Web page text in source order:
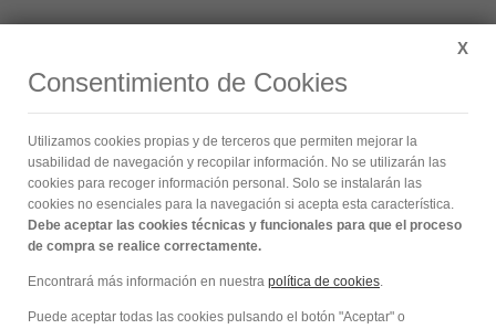
Buscar:
Pacific Coast
Estás aquí:
Buscar:
X
Consentimiento de Cookies
Utilizamos cookies propias y de terceros que permiten mejorar la
usabilidad de navegación y recopilar información. No se utilizarán las
cookies para recoger información personal. Solo se instalarán las
cookies no esenciales para la navegación si acepta esta característica.
Debe aceptar las cookies técnicas y funcionales para que el proceso
de compra se realice correctamente.
Encontrará más información en nuestra política de cookies.
Puede aceptar todas las cookies pulsando el botón "Aceptar" o